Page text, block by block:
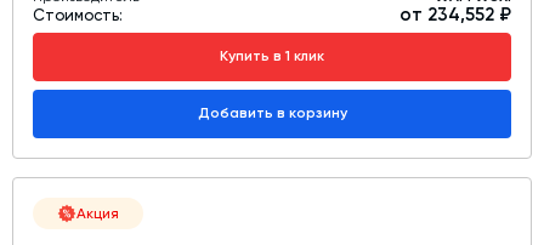
Стоимость: от 234,552 ₽
Купить в 1 клик
Добавить в корзину
Акция